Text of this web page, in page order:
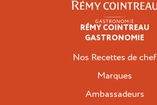
RÉMY COINTREAU
GASTRONOMIE
Nos Recettes de chef
Marques
Ambassadeurs